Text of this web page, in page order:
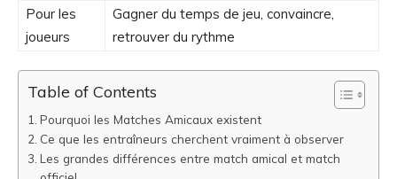
Pour les
joueurs
Gagner du temps de jeu, convaincre,
retrouver du rythme
Table of Contents
Pourquoi les Matches Amicaux existent
Ce que les entraîneurs cherchent vraiment à observer
Les grandes différences entre match amical et match